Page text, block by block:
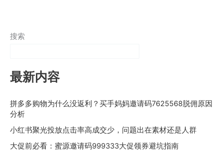
搜索
最新内容
拼多多购物为什么没返利？买手妈妈邀请码7625568脱佣原因
分析
小红书聚光投放点击率高成交少，问题出在素材还是人群
大促前必看：蜜源邀请码999333大促领券避坑指南